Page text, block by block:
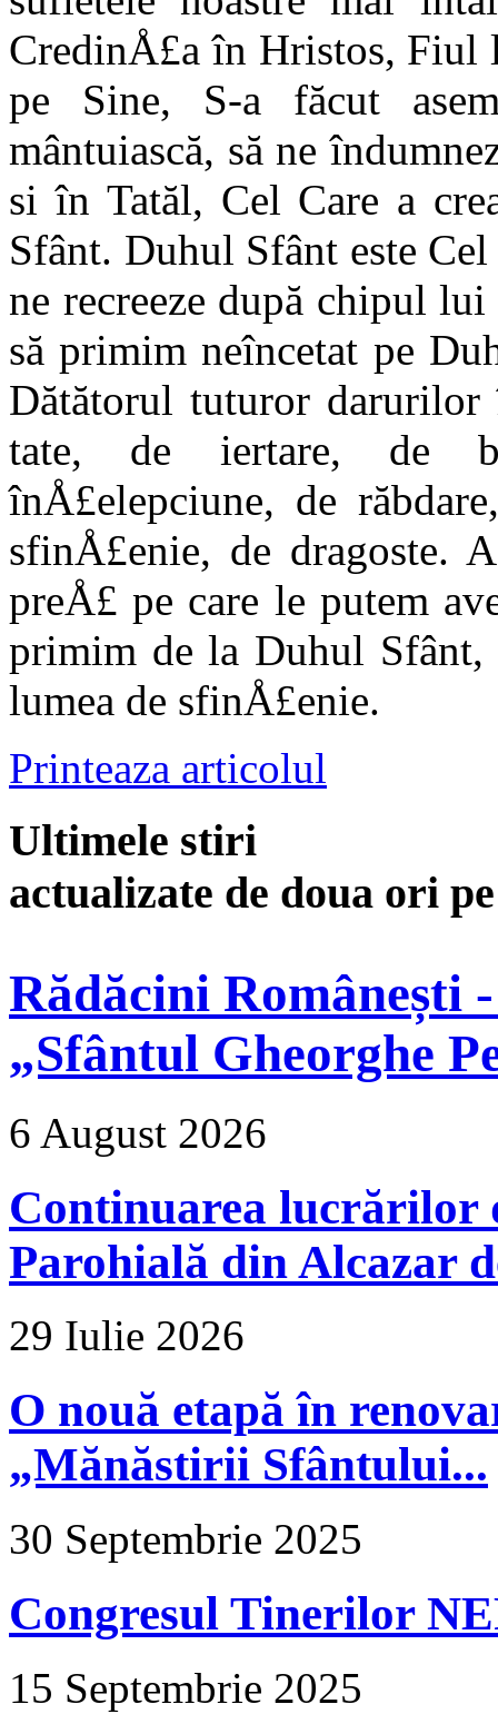
CredinÅ£a în Hristos, Fiul
pe Sine, S-a făcut
mântuiască, să ne
si în Tatăl, Cel Care a
Sfânt. Duhul Sfânt este
ne recreeze după chipul
să primim neîncetat pe
Dătătorul tuturor
tate, de iertare, de
înÅ£elepciune, de
sfinÅ£enie, de dragoste.
preÅ£ pe care le putem
primim de la Duhul Sfânt,
lumea de sfinÅ£enie.
Printeaza articolul
Ultimele stiri
actualizate de doua ori
Rădăcini Românești
„Sfântul Gheorghe
6 August 2026
Continuarea lucrărilor
Parohială din Alcazar
29 Iulie 2026
O nouă etapă în
„Mănăstirii Sfântului...
30 Septembrie 2025
Congresul Tinerilor
15 Septembrie 2025